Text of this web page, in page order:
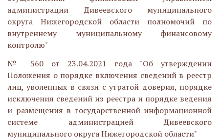
администрации Дивеевского муниципального
округа Нижегородской области полномочий по
внутреннему муниципальному финансовому
контролю"
№ 560 от 23.04.2021 года "Об утверждении
Положения о порядке включения сведений в реестр
лиц, уволенных в связи с утратой доверия, порядке
исключения сведений из реестра и порядке ведения
и размещения в государственной информационной
системе администрацией Дивеевского
муниципального округа Нижегородской области"